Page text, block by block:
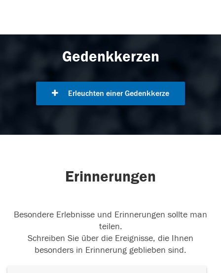
Gedenkkerzen
Erleuchten einer Gedenkkerze
Erinnerungen
Besondere Erlebnisse und Erinnerungen sollte man
teilen.
Schreiben Sie über die Ereignisse, die Ihnen
besonders in Erinnerung geblieben sind.